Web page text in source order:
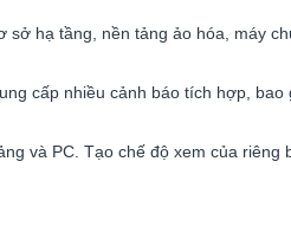
sở hạ tầng, nền tảng ảo hóa, máy
cấp nhiều cảnh báo tích hợp, bao
và PC. Tạo chế độ xem của riêng